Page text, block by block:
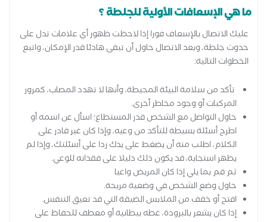
ما هي الإسعافات الأولية للجلطة ؟
عليك الاتصال بالإسعاف فورا إذا لاحظت ظهور أي علامات تدل على
حدوث جلطة، وبعد الاتصال حاول أن تبقى هادئا قدر الإمكان، واتبع
الخطوات التالية:
تأكد من سلامة البيئة المحيطة، وأنها لا تهدد المصاب، كمرور
المركبات أو وجود مخاطر أخرى.
حاول التواصل مع الشخص قدر المستطاع؛ اسأل عن اسمه أو
اطرح أسئلة بسيطة للتأكد من وعيه، وإذا كان غير قادر على
الكلام، اطلب منه أن يضغط على يدك ردا على أسئلتك، وإذا لم
يظهر استجابة، قد يكون ذلك دليلا على فقدانه للوعي.
ثم قم بما يلي إذا كان المريض واعيا
حاول وضع الشخص في وضعية مريحة.
افتح أو خفف من الملابس الضيقة التي قد تعيق التنفس.
إذا كان يشعر بالبرودة، غطه ببطانية أو معطف للحفاظ على